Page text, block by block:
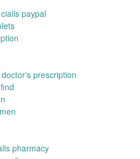
paypal
prescription
pharmacy